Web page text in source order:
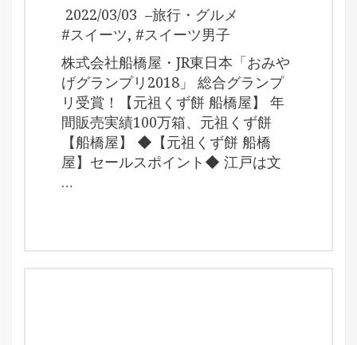
2022/03/03 –旅行・グルメ
#スイーツ, #スイーツ男子
株式会社船橋屋・JR東日本「おみや
げグランプリ2018」 総合グランプ
リ受賞！【元祖くず餅 船橋屋】 年
間販売実績100万箱、元祖くず餅
【船橋屋】 ◆【元祖くず餅 船橋
屋】セールスポイント◆ 江戸は文
…